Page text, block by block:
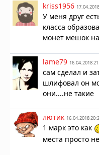
kriss1956
У меня друг
класса
монет мешок
lame79 16.04.2018
сам сделал и
шлифовал он
они....не такие
лютик 16.04.2018
1 марк это как
места просто